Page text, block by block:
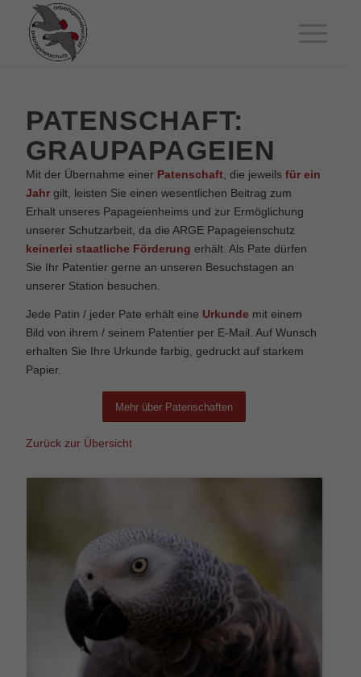
PATENSCHAFT:
GRAUPAPAGEIEN
Mit der Übernahme einer Patenschaft , die jeweilsfür ein
Jahr gilt, leisten Sie einen wesentlichen Beitrag zum
Erhalt unseres Papageienheims und zur Ermöglichung
unserer Schutzarbeit, da die ARGE Papageienschutz
keinerlei staatliche Förderung erhält. Als Pate dürfen
Sie Ihr Patentier gerne an unseren Besuchstagen an
unserer Station besuchen.
Jede Patin / jeder Pate erhält eine Urkunde mit einem
Bild von ihrem / seinem Patentier per E-Mail. Auf Wunsch
erhalten Sie Ihre Urkunde farbig, gedruckt auf starkem
Papier.
Mehr über Patenschaften
Zurück zur Übersicht